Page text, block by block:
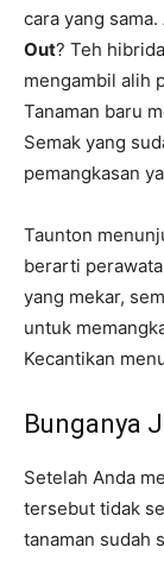
cara yang
Out? Teh
mengambil alih
Tanaman baru
Semak yang
pemangkasan
Taunton
berarti
yang mekar,
untuk
Kecantikan
Bunganya
Setelah Anda
tersebut tidak
tanaman sudah